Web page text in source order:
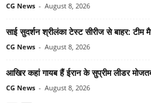
CG News - August 8, 2026
साई सुदर्शन श्रीलंका टेस्ट सीरीज से बाहर:
CG News - August 8, 2026
आखिर कहां गायब हैं ईरान के सुप्रीम लीडर
CG News - August 8, 2026